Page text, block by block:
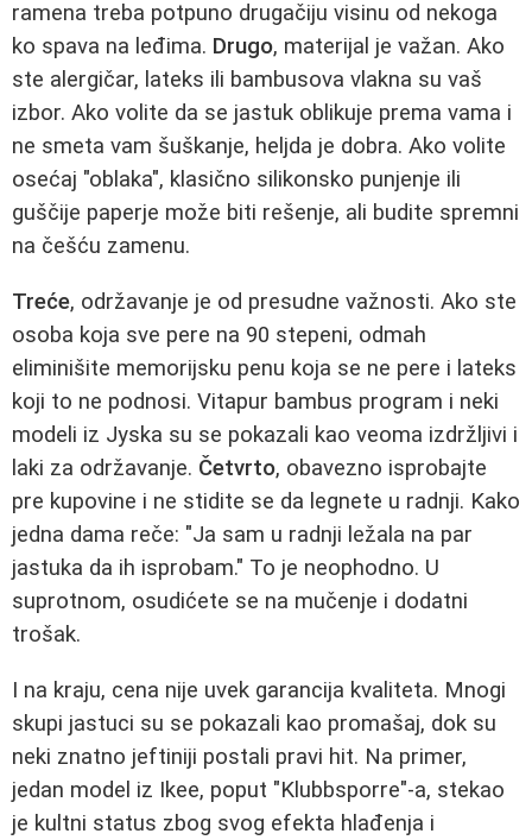
ramena treba potpuno drugačiju visinu od nekoga
ko spava na leđima. Drugo, materijal je važan. Ako
ste alergičar, lateks ili bambusova vlakna su vaš
izbor. Ako volite da se jastuk oblikuje prema vama i
ne smeta vam šuškanje, heljda je dobra. Ako volite
osećaj "oblaka", klasično silikonsko punjenje ili
guščije paperje može biti rešenje, ali budite spremni
na češću zamenu.
Treće, održavanje je od presudne važnosti. Ako ste
osoba koja sve pere na 90 stepeni, odmah
eliminišite memorijsku penu koja se ne pere i lateks
koji to ne podnosi. Vitapur bambus program i neki
modeli iz Jyska su se pokazali kao veoma izdržljivi i
laki za održavanje. Četvrto, obavezno isprobajte
pre kupovine i ne stidite se da legnete u radnji. Kako
jedna dama reče: "Ja sam u radnji ležala na par
jastuka da ih isprobam." To je neophodno. U
suprotnom, osudićete se na mučenje i dodatni
trošak.
I na kraju, cena nije uvek garancija kvaliteta. Mnogi
skupi jastuci su se pokazali kao promašaj, dok su
neki znatno jeftiniji postali pravi hit. Na primer,
jedan model iz Ikee, poput "Klubbsporre"-a, stekao
je kultni status zbog svog efekta hlađenja i